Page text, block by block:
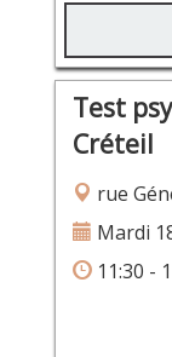
Test
Créteil
rue
Mardi
11:30 -